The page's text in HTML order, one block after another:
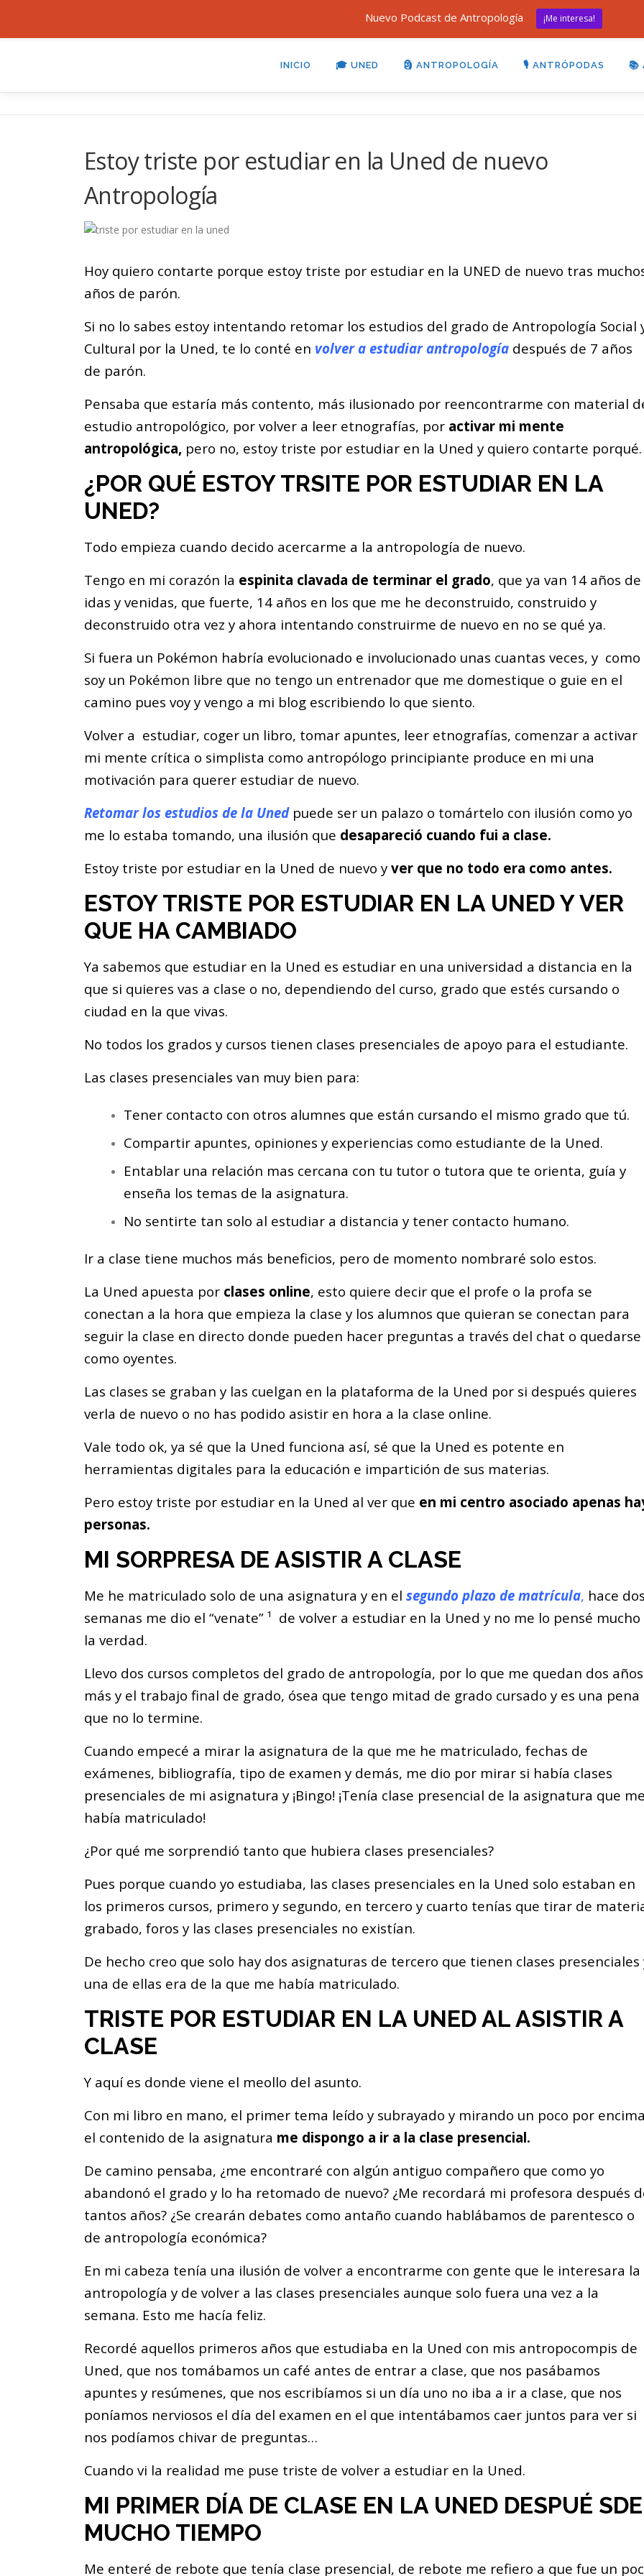
INICIO 🎓 UNED 🗿 ANTROPOLOGÍA 🎙 ANTRÓPODAS 📚
Estoy triste por estudiar en la Uned de nuevo
Antropología
Hoy quiero contarte porque estoy triste por estudiar en la UNED de nuevo tras
años de parón.
Si no lo sabes estoy intentando retomar los estudios del grado de Antropología Social
Cultural por la Uned, te lo conté en volver a estudiar antropología después de 7 años
de parón.
Pensaba que estaría más contento, más ilusionado por reencontrarme con material
estudio antropológico, por volver a leer etnografías, por activar mi mente
antropológica, pero no, estoy triste por estudiar en la Uned y quiero contarte porqué.
¿POR QUÉ ESTOY TRSITE POR ESTUDIAR EN LA
UNED?
Todo empieza cuando decido acercarme a la antropología de nuevo.
Tengo en mi corazón la espinita clavada de terminar el grado, que ya van 14 años de
idas y venidas, que fuerte, 14 años en los que me he deconstruido, construido y
deconstruido otra vez y ahora intentando construirme de nuevo en no se qué ya.
Si fuera un Pokémon habría evolucionado e involucionado unas cuantas veces, y como
soy un Pokémon libre que no tengo un entrenador que me domestique o guie en el
camino pues voy y vengo a mi blog escribiendo lo que siento.
Volver a estudiar, coger un libro, tomar apuntes, leer etnografías, comenzar a activar
mi mente crítica o simplista como antropólogo principiante produce en mi una
motivación para querer estudiar de nuevo.
Retomar los estudios de la Uned puede ser un palazo o tomártelo con ilusión como yo
me lo estaba tomando, una ilusión que desapareció cuando fui a clase.
Estoy triste por estudiar en la Uned de nuevo y ver que no todo era como antes.
ESTOY TRISTE POR ESTUDIAR EN LA UNED Y VER
QUE HA CAMBIADO
Ya sabemos que estudiar en la Uned es estudiar en una universidad a distancia en la
que si quieres vas a clase o no, dependiendo del curso, grado que estés cursando o
ciudad en la que vivas.
No todos los grados y cursos tienen clases presenciales de apoyo para el estudiante.
Las clases presenciales van muy bien para:
Tener contacto con otros alumnes que están cursando el mismo grado que tú.
Compartir apuntes, opiniones y experiencias como estudiante de la Uned.
Entablar una relación mas cercana con tu tutor o tutora que te orienta, guía y
enseña los temas de la asignatura.
No sentirte tan solo al estudiar a distancia y tener contacto humano.
Ir a clase tiene muchos más beneficios, pero de momento nombraré solo estos.
La Uned apuesta por clases online, esto quiere decir que el profe o la profa se
conectan a la hora que empieza la clase y los alumnos que quieran se conectan para
seguir la clase en directo donde pueden hacer preguntas a través del chat o quedarse
como oyentes.
Las clases se graban y las cuelgan en la plataforma de la Uned por si después quieres
verla de nuevo o no has podido asistir en hora a la clase online.
Vale todo ok, ya sé que la Uned funciona así, sé que la Uned es potente en
herramientas digitales para la educación e impartición de sus materias.
Pero estoy triste por estudiar en la Uned al ver que en mi centro asociado apenas
personas.
MI SORPRESA DE ASISTIR A CLASE
Me he matriculado solo de una asignatura y en el segundo plazo de matrícula, hace
semanas me dio el “venate” ¹ de volver a estudiar en la Uned y no me lo pensé mucho
la verdad.
Llevo dos cursos completos del grado de antropología, por lo que me quedan dos años
más y el trabajo final de grado, ósea que tengo mitad de grado cursado y es una pena
que no lo termine.
Cuando empecé a mirar la asignatura de la que me he matriculado, fechas de
exámenes, bibliografía, tipo de examen y demás, me dio por mirar si había clases
presenciales de mi asignatura y ¡Bingo! ¡Tenía clase presencial de la asignatura que
había matriculado!
¿Por qué me sorprendió tanto que hubiera clases presenciales?
Pues porque cuando yo estudiaba, las clases presenciales en la Uned solo estaban en
los primeros cursos, primero y segundo, en tercero y cuarto tenías que tirar de
grabado, foros y las clases presenciales no existían.
De hecho creo que solo hay dos asignaturas de tercero que tienen clases presenciales
una de ellas era de la que me había matriculado.
TRISTE POR ESTUDIAR EN LA UNED AL ASISTIR A
CLASE
Y aquí es donde viene el meollo del asunto.
Con mi libro en mano, el primer tema leído y subrayado y mirando un poco por
el contenido de la asignatura me dispongo a ir a la clase presencial.
De camino pensaba, ¿me encontraré con algún antiguo compañero que como yo
abandonó el grado y lo ha retomado de nuevo? ¿Me recordará mi profesora después
tantos años? ¿Se crearán debates como antaño cuando hablábamos de parentesco o
de antropología económica?
En mi cabeza tenía una ilusión de volver a encontrarme con gente que le interesara la
antropología y de volver a las clases presenciales aunque solo fuera una vez a la
semana. Esto me hacía feliz.
Recordé aquellos primeros años que estudiaba en la Uned con mis antropocompis de
Uned, que nos tomábamos un café antes de entrar a clase, que nos pasábamos
apuntes y resúmenes, que nos escribíamos si un día uno no iba a ir a clase, que nos
poníamos nerviosos el día del examen en el que intentábamos caer juntos para ver si
nos podíamos chivar de preguntas…
Cuando vi la realidad me puse triste de volver a estudiar en la Uned.
MI PRIMER DÍA DE CLASE EN LA UNED DESPUÉ SDE
MUCHO TIEMPO
Me enteré de rebote que tenía clase presencial, de rebote me refiero a que fue un
Nuevo Podcast de Antropología ¡Me interesa!